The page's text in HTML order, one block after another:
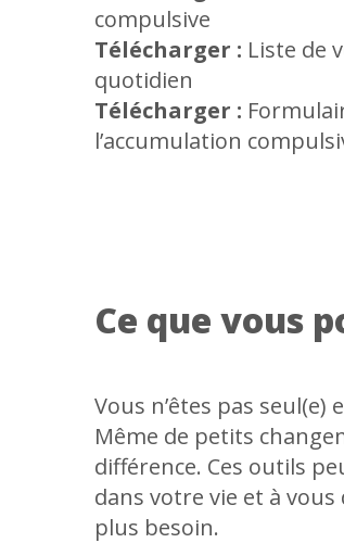
compulsive
Télécharger : Liste de
quotidien
Télécharger :
l’accumulation
Ce que vous
Vous n’êtes pas seul(e)
Même de petits
différence. Ces outils
dans votre vie et à
plus besoin.